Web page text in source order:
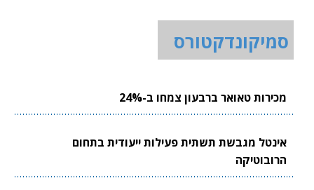
סמיקונדקטורס
מכירות טאואר ברבעון צמחו ב-24%
אינטל מגבשת תשתית פעילות ייעודית בתחום
הרובוטיקה